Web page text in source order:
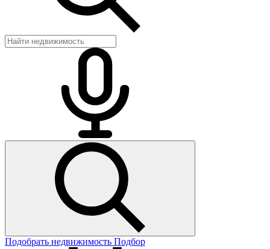
Подобрать недвижимость Подбор